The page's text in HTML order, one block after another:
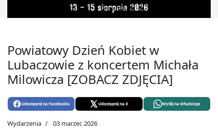
Powiatowy Dzień Kobiet w
Lubaczowie z koncertem Michała
Milowicza [ZOBACZ ZDJĘCIA]
Udostępnij na Facebooku Udostępnij na X Wyślij na WhatsApp
Wydarzenia 03 marzec 2026